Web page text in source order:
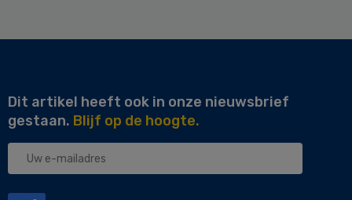
Dit artikel heeft ook in onze nieuwsbrief
gestaan. Blijf op de hoogte.
Uw